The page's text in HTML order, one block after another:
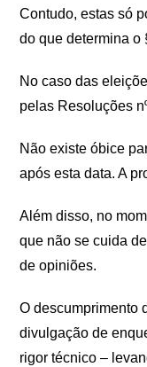
Contudo, estas só
do que determina o
No caso das
pelas Resoluções
Não existe óbice
após esta data. A
Além disso, no
que não se cuida
de opiniões.
O descumprimento
divulgação de
rigor técnico –